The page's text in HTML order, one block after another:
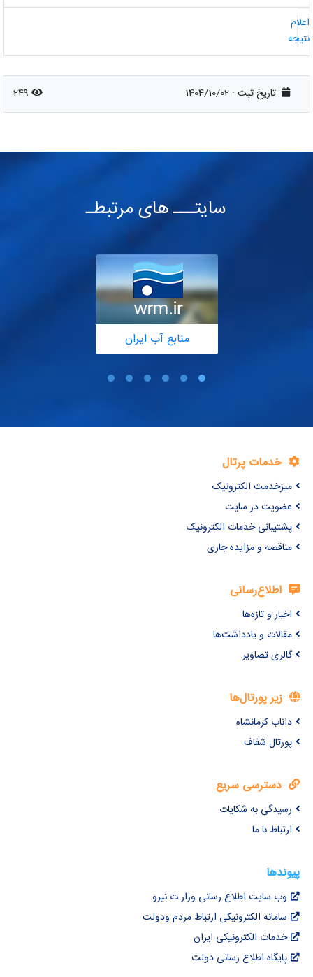
تاریخ ثبت : 1404/10/02
249
سایتـــ های مرتبطـ
منابع آب ایران
خدمات پرتال
میزخدمت الکترونیک
عضویت در سایت
پشتیبانی خدمات الکترونیک
مناقصه و مزایده جاری
اطلاع‌رسانی
اخبار و تازه‌ها
مقالات و یادداشت‌ها
گالری تصاویر
زیر پورتال‌ها
داناب کرمانشاه
پورتال شفاف
دسترسی سریع
رسیدگی به شکایات
ارتباط با ما
پیوندها
وب سایت اطلاع رسانی وزار ت نیرو
سامانه الکترونیکی ارتباط مردم ودولت
خدمات الکترونیکی ایران
پایگاه اطلاع رسانی دولت